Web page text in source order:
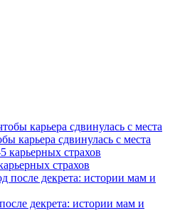
карьера сдвинулась с места
страхов
декрета: истории мам и